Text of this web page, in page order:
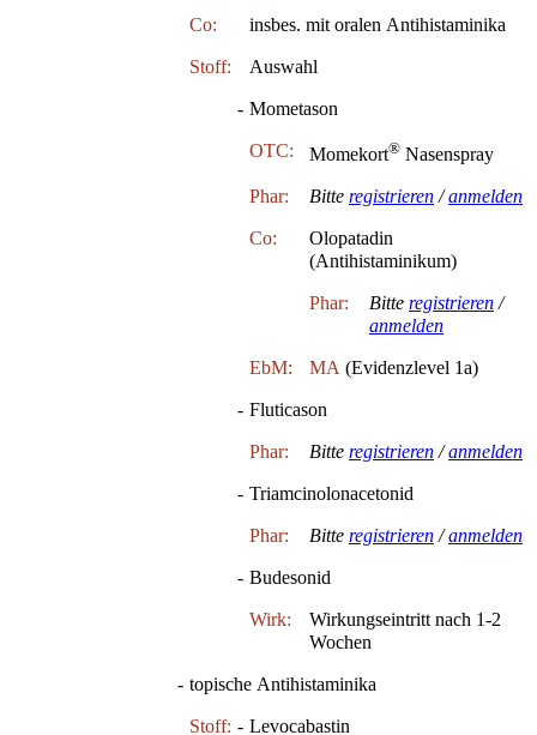
Co: insbes. mit oralen Antihistaminika
Stoff: Auswahl
- Mometason
OTC: Momekort® Nasenspray
Phar: Bitte registrieren /anmelden
Co:
Olopatadin
(Antihistaminikum)
Phar: Bitte registrieren /
anmelden
EbM: MA (Evidenzlevel 1a)
- Fluticason
Phar: Bitte registrieren /anmelden
- Triamcinolonacetonid
Phar: Bitte registrieren /anmelden
- Budesonid
Wirk:
Wirkungseintritt nach 1-2
Wochen
- topische Antihistaminika
Stoff: - Levocabastin